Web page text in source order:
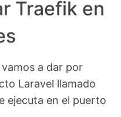
Traefik en
a dar por
Laravel llamado
ejecuta en el puerto